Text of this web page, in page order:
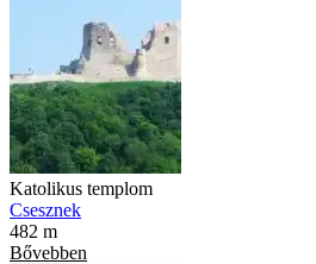
Katolikus templom
Csesznek
482 m
Bővebben